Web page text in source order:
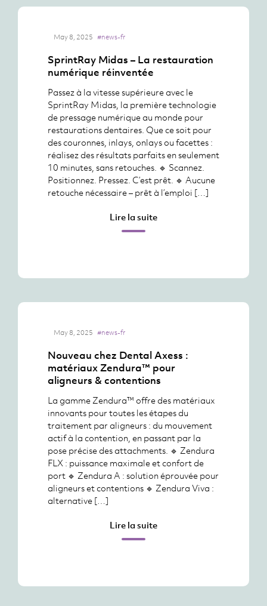
May 8, 2025 #news-fr
SprintRay Midas – La restauration
numérique réinventée
Passez à la vitesse supérieure avec le
SprintRay Midas, la première technologie
de pressage numérique au monde pour
restaurations dentaires. Que ce soit pour
des couronnes, inlays, onlays ou facettes :
réalisez des résultats parfaits en seulement
10 minutes, sans retouches. 🔹 Scannez.
Positionnez. Pressez. C’est prêt. 🔹 Aucune
retouche nécessaire – prêt à l’emploi […]
Lire la suite
May 8, 2025 #news-fr
Nouveau chez Dental Axess :
matériaux Zendura™ pour
aligneurs & contentions
La gamme Zendura™ offre des matériaux
innovants pour toutes les étapes du
traitement par aligneurs : du mouvement
actif à la contention, en passant par la
pose précise des attachments. 🔹 Zendura
FLX : puissance maximale et confort de
port 🔹 Zendura A : solution éprouvée pour
aligneurs et contentions 🔹 Zendura Viva :
alternative […]
Lire la suite